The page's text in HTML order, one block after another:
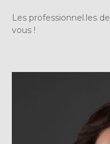
Les professionnel.les
vous !